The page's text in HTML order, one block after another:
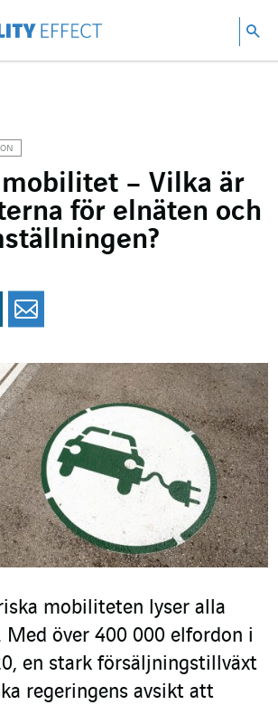
Sök
startsidan
– Vilka är
för elnäten och
Facebook
på Twitter
Dela på Linkedin
mobiliteten lyser alla
över 400 000 elfordon i
en stark försäljningstillväxt
regeringens avsikt att